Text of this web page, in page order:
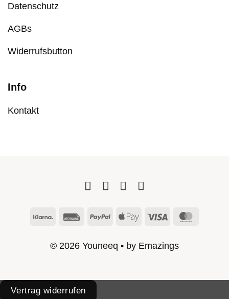
Datenschutz
AGBs
Widerrufsbutton
Info
Kontakt
© 2026 Youneeq • by Emazings
Klarna RechungPayPalApple Visa
Vertrag widerrufen